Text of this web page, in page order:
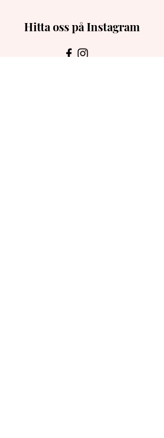
Hitta oss på Instagram